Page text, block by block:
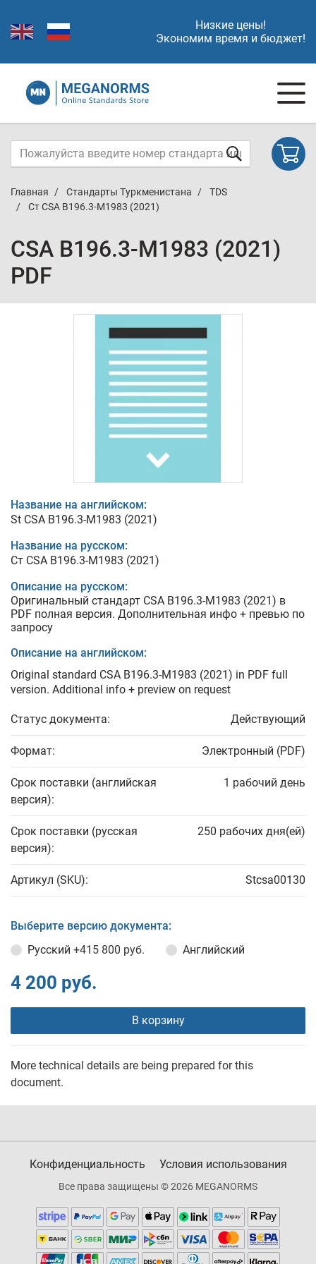
Низкие цены!
Экономим время и бюджет!
Главная Стандарты Туркменистана
TDS
Ст CSA B196.3-M1983 (2021)
CSA B196.3-M1983 (2021)
PDF
Название на английском:
St CSA B196.3-M1983 (2021)
Название на русском:
Ст CSA B196.3-M1983 (2021)
Описание на русском:
Оригинальный стандарт CSA B196.3-M1983 (2021) в
PDF полная версия. Дополнительная инфо + превью по
запросу
Описание на английском:
Original standard CSA B196.3-M1983 (2021) in PDF full
version. Additional info + preview on request
Статус документа: Действующий
Формат: Электронный (PDF)
Срок поставки (английская
версия):
1 рабочий день
Срок поставки (русская
версия):
250 рабочих дня(ей)
Артикул (SKU): Stcsa00130
Выберите версию документа:
Русский +415 800 руб. Английский
4 200 руб.
В корзину
More technical details are being prepared for this
document.
Конфиденциальность Условия использования
Все права защищены © 2026 MEGANORMS